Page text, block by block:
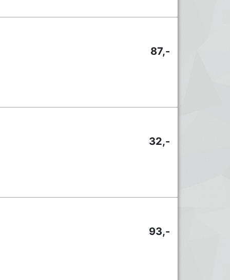
87,-
32,-
93,-